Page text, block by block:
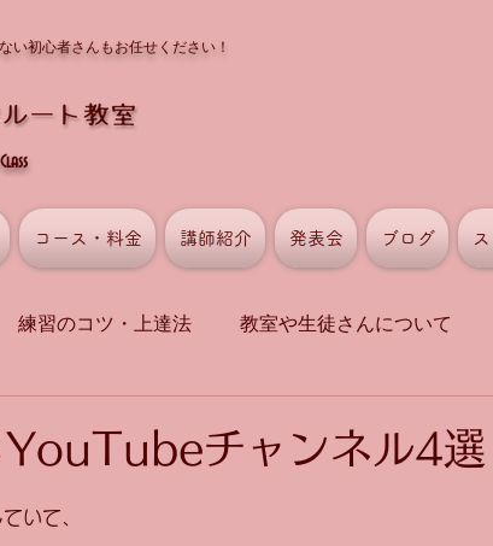
練習のコツ・上達法 教室や生徒さんについて
YouTubeチャンネル4選
いて、
い初心者さんもお任せください！
コース・料金 講師紹介 発表会 ブログ